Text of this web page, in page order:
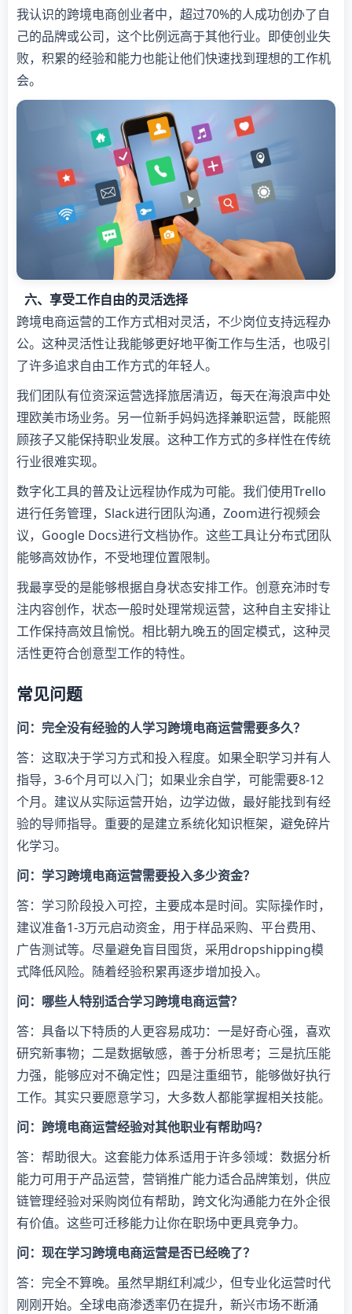
我认识的跨境电商创业者中，超过70%的人成功创办了自
己的品牌或公司，这个比例远高于其他行业。即使创业失
败，积累的经验和能力也能让他们快速找到理想的工作机
会。
六、享受工作自由的灵活选择
跨境电商运营的工作方式相对灵活，不少岗位支持远程办
公。这种灵活性让我能够更好地平衡工作与生活，也吸引
了许多追求自由工作方式的年轻人。
我们团队有位资深运营选择旅居清迈，每天在海浪声中处
理欧美市场业务。另一位新手妈妈选择兼职运营，既能照
顾孩子又能保持职业发展。这种工作方式的多样性在传统
行业很难实现。
数字化工具的普及让远程协作成为可能。我们使用Trello
进行任务管理，Slack进行团队沟通，Zoom进行视频会
议，Google Docs进行文档协作。这些工具让分布式团队
能够高效协作，不受地理位置限制。
我最享受的是能够根据自身状态安排工作。创意充沛时专
注内容创作，状态一般时处理常规运营，这种自主安排让
工作保持高效且愉悦。相比朝九晚五的固定模式，这种灵
活性更符合创意型工作的特性。
常见问题
​问：完全没有经验的人学习跨境电商运营需要多久？​
答：这取决于学习方式和投入程度。如果全职学习并有人
指导，3-6个月可以入门；如果业余自学，可能需要8-12
个月。建议从实际运营开始，边学边做，最好能找到有经
验的导师指导。重要的是建立系统化知识框架，避免碎片
化学习。
​问：学习跨境电商运营需要投入多少资金？​
答：学习阶段投入可控，主要成本是时间。实际操作时，
建议准备1-3万元启动资金，用于样品采购、平台费用、
广告测试等。尽量避免盲目囤货，采用dropshipping模
式降低风险。随着经验积累再逐步增加投入。
​问：哪些人特别适合学习跨境电商运营？​
答：具备以下特质的人更容易成功：一是好奇心强，喜欢
研究新事物；二是数据敏感，善于分析思考；三是抗压能
力强，能够应对不确定性；四是注重细节，能够做好执行
工作。其实只要愿意学习，大多数人都能掌握相关技能。
​问：跨境电商运营经验对其他职业有帮助吗？​
答：帮助很大。这套能力体系适用于许多领域：数据分析
能力可用于产品运营，营销推广能力适合品牌策划，供应
链管理经验对采购岗位有帮助，跨文化沟通能力在外企很
有价值。这些可迁移能力让你在职场中更具竞争力。
​问：现在学习跨境电商运营是否已经晚了？​
答：完全不算晚。虽然早期红利减少，但专业化运营时代
刚刚开始。全球电商渗透率仍在提升，新兴市场不断涌